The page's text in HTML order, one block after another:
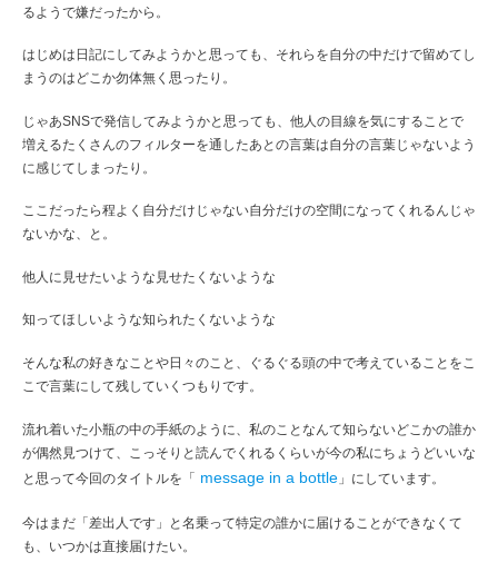
るようで嫌だったから。
はじめは日記にしてみようかと思っても、それらを自分の中だけで留めてし
まうのはどこか勿体無く思ったり。
じゃあSNSで発信してみようかと思っても、他人の目線を気にすることで
増えるたくさんのフィルターを通したあとの言葉は自分の言葉じゃないよう
に感じてしまったり。
ここだったら程よく自分だけじゃない自分だけの空間になってくれるんじゃ
ないかな、と。
他人に見せたいような見せたくないような
知ってほしいような知られたくないような
そんな私の好きなことや日々のこと、ぐるぐる頭の中で考えていることをこ
こで言葉にして残していくつもりです。
流れ着いた小瓶の中の手紙のように、私のことなんて知らないどこかの誰か
が偶然見つけて、こっそりと読んでくれるくらいが今の私にちょうどいいな
と思って今回のタイトルを「 message in a bottle 」にしています。
今はまだ「差出人です」と名乗って特定の誰かに届けることができなくて
も、いつかは直接届けたい。